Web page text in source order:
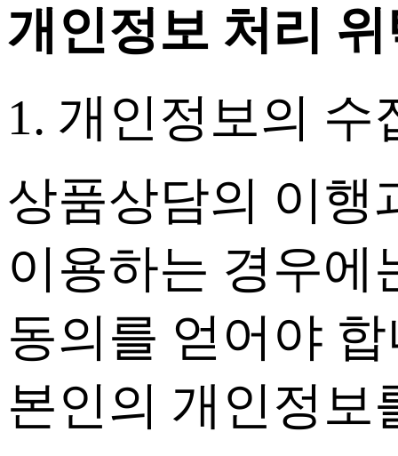
개인정보 처리
1. 개인정보의 수
상품상담의 이행
이용하는 경우에
동의를 얻어야
본인의 개인정보